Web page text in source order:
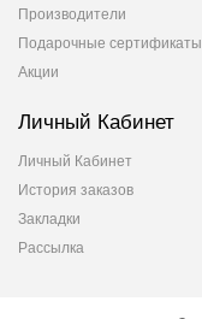
Производители
Подарочные сертификаты
Акции
Личный Кабинет
Личный Кабинет
История заказов
Закладки
Рассылка